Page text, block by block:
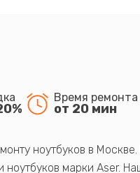
Время ремонта
от 20 мин
ноутбуков в
марки Aser.